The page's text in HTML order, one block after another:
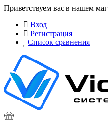
Приветствуем вас в нашем
Вход
Регистрация
Список сравнения